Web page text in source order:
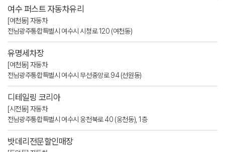
여수 퍼스트 자동차유리
[여천동] 자동차
전남광주통합특별시 여수시 시청로 120 (여천동)
유명세차장
[여천동] 자동차
전남광주통합특별시 여수시 무선중앙로 94 (선원동)
디테일링 코리아
[시전동] 자동차
전남광주통합특별시 여수시 웅천북로 40 (웅천동), 1층
밧데리전문할인매장